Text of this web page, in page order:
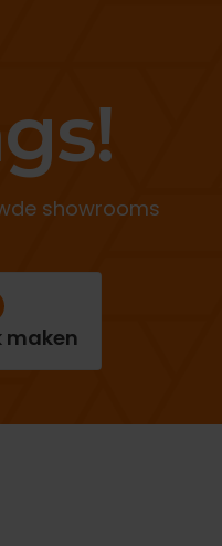
showrooms
maken